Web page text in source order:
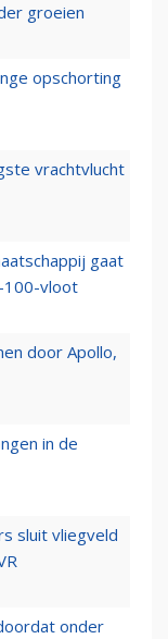
groeien
opschorting
vrachtvlucht
gaat
100-vloot
door Apollo,
in de
sluit vliegveld
onder